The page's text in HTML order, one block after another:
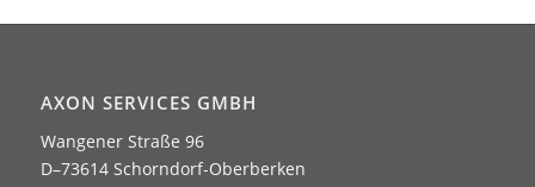
AXON SERVICES GMBH
Wangener Straße 96
D–73614 Schorndorf-Oberberken